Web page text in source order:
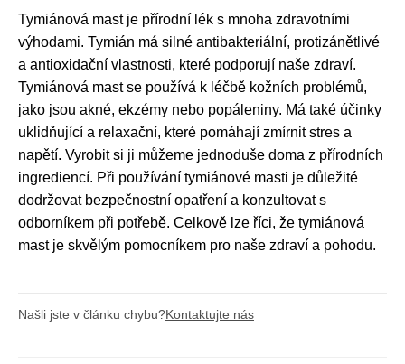
Tymiánová mast je přírodní lék s mnoha zdravotními
výhodami. Tymián má silné antibakteriální, protizánětlivé
a antioxidační vlastnosti, které podporují naše zdraví.
Tymiánová mast se používá k léčbě kožních problémů,
jako jsou akné, ekzémy nebo popáleniny. Má také účinky
uklidňující a relaxační, které pomáhají zmírnit stres a
napětí. Vyrobit si ji můžeme jednoduše doma z přírodních
ingrediencí. Při používání tymiánové masti je důležité
dodržovat bezpečnostní opatření a konzultovat s
odborníkem při potřebě. Celkově lze říci, že tymiánová
mast je skvělým pomocníkem pro naše zdraví a pohodu.
Našli jste v článku chybu?Kontaktujte nás